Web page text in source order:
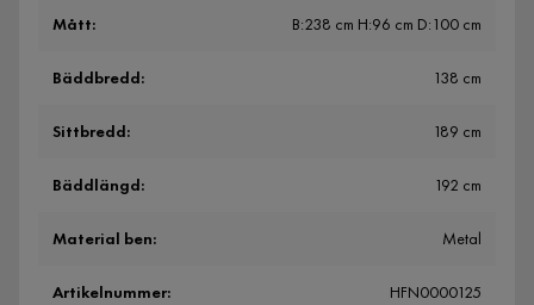
Mått: B:238 cm H:96 cm D:100 cm
Bäddbredd: 138 cm
Sittbredd: 189 cm
Bäddlängd: 192 cm
Material ben: Metal
Artikelnummer: HFN0000125